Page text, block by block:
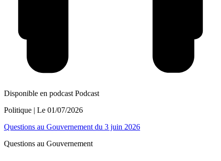
Disponible en podcast Podcast
Politique | Le 01/07/2026
Questions au Gouvernement du 3 juin 2026
Questions au Gouvernement